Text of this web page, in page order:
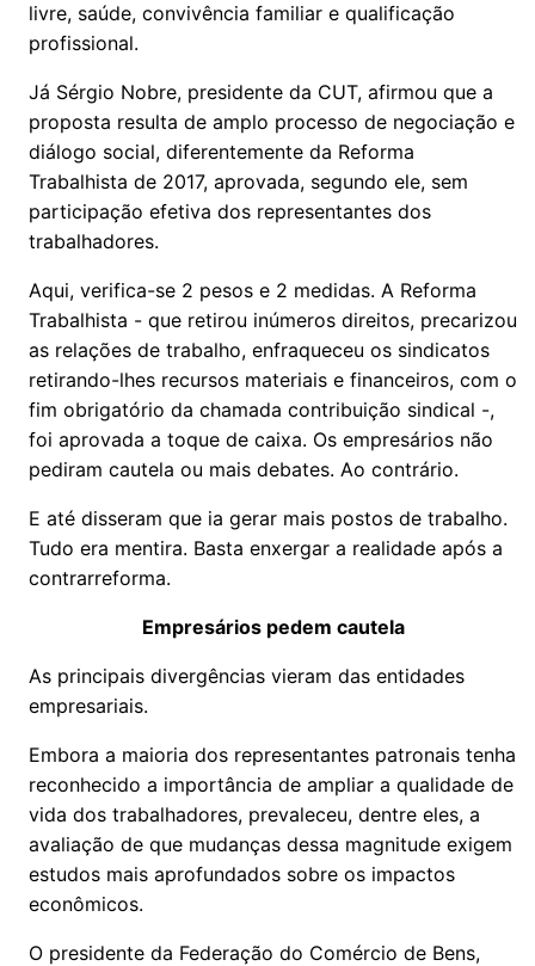
livre, saúde, convivência familiar e qualificação
profissional.
Já Sérgio Nobre, presidente da CUT, afirmou que a
proposta resulta de amplo processo de negociação e
diálogo social, diferentemente da Reforma
Trabalhista de 2017, aprovada, segundo ele, sem
participação efetiva dos representantes dos
trabalhadores.
Aqui, verifica-se 2 pesos e 2 medidas. A Reforma
Trabalhista - que retirou inúmeros direitos, precarizou
as relações de trabalho, enfraqueceu os sindicatos
retirando-lhes recursos materiais e financeiros, com o
fim obrigatório da chamada contribuição sindical -,
foi aprovada a toque de caixa. Os empresários não
pediram cautela ou mais debates. Ao contrário.
E até disseram que ia gerar mais postos de trabalho.
Tudo era mentira. Basta enxergar a realidade após a
contrarreforma.
Empresários pedem cautela
As principais divergências vieram das entidades
empresariais.
Embora a maioria dos representantes patronais tenha
reconhecido a importância de ampliar a qualidade de
vida dos trabalhadores, prevaleceu, dentre eles, a
avaliação de que mudanças dessa magnitude exigem
estudos mais aprofundados sobre os impactos
econômicos.
O presidente da Federação do Comércio de Bens,